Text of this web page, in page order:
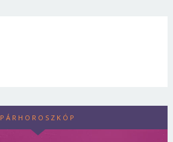
PÁRHOROSZKÓP